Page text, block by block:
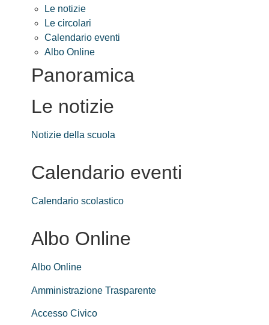
Le notizie
Le circolari
Calendario eventi
Albo Online
Panoramica
Le notizie
Notizie della scuola
Calendario eventi
Calendario scolastico
Albo Online
Albo Online
Amministrazione Trasparente
Accesso Civico